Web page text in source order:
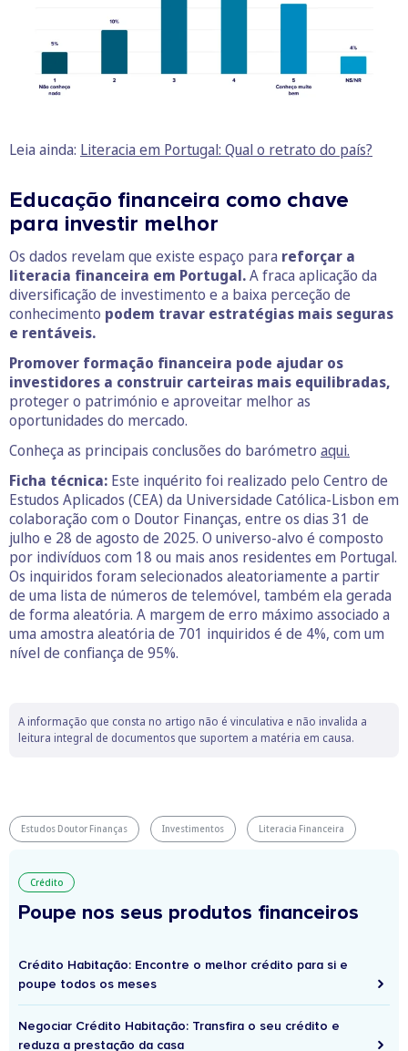
Leia ainda: Literacia em Portugal: Qual o retrato do país?
Educação financeira como chave
para investir melhor
Os dados revelam que existe espaço para reforçar a
literacia financeira em Portugal.A fraca aplicação da
diversificação de investimento e a baixa perceção de
conhecimento podem travar estratégias mais seguras
e rentáveis.
Promover formação financeira pode ajudar os
investidores a construir carteiras mais equilibradas,
proteger o património e aproveitar melhor as
oportunidades do mercado.
Conheça as principais conclusões do barómetro aqui.
Ficha técnica: Este inquérito foi realizado pelo Centro de
Estudos Aplicados (CEA) da Universidade Católica-Lisbon em
colaboração com o Doutor Finanças, entre os dias 31 de
julho e 28 de agosto de 2025. O universo-alvo é composto
por indivíduos com 18 ou mais anos residentes em Portugal.
Os inquiridos foram selecionados aleatoriamente a partir
de uma lista de números de telemóvel, também ela gerada
de forma aleatória. A margem de erro máximo associado a
uma amostra aleatória de 701 inquiridos é de 4%, com um
nível de confiança de 95%.
A informação que consta no artigo não é vinculativa e não invalida a
leitura integral de documentos que suportem a matéria em causa.
Estudos Doutor Finanças Investimentos Literacia Financeira
Crédito
Poupe nos seus produtos financeiros
Crédito Habitação: Encontre o melhor crédito para si e
poupe todos os meses
Negociar Crédito Habitação: Transfira o seu crédito e
reduza a prestação da casa